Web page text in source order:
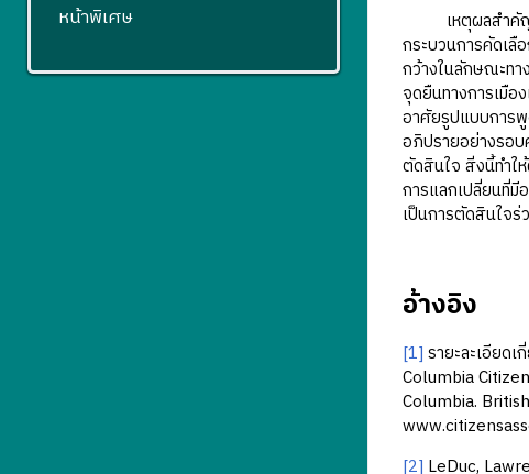
เหตุผลสำคัญที่ท
กระบวนการคัดเลื
กว้างในลักษณะท
จุดยืนทางการเมือ
อาศัยรูปแบบการ
อภิปรายอย่างรอ
ตัดสินใจ สิ่งนี้ทำใ
การแลกเปลี่ยนที่มี
เป็นการตัดสินใจ
อ้างอิง
[1] รายะละเอียด
Columbia
Columbia.
[2] LeDuc,
หน้าพิเศษ